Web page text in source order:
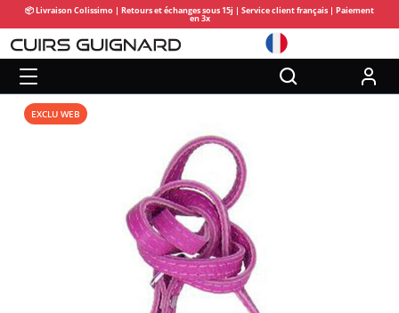
📦 Livraison Colissimo | Retours et échanges sous 15j | Service client français | Paiement
en 3x
EXCLU WEB